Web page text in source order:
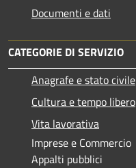
Documenti e dati
CATEGORIE DI SERVIZIO
Anagrafe e stato civile
Cultura e tempo libero
Vita lavorativa
Imprese e Commercio
Appalti pubblici